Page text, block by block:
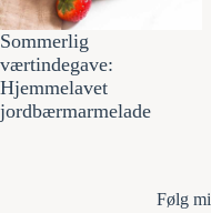
Sommerlig
værtindegave:
Hjemmelavet
jordbærmarmelade
Følg mi